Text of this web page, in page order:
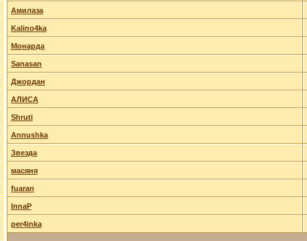
Амилаза
Kalino4ka
Монарда
Sanasan
Джордан
АЛИСА
Shruti
Annushka
Звезда
масяня
fuaran
InnaP
per4inka